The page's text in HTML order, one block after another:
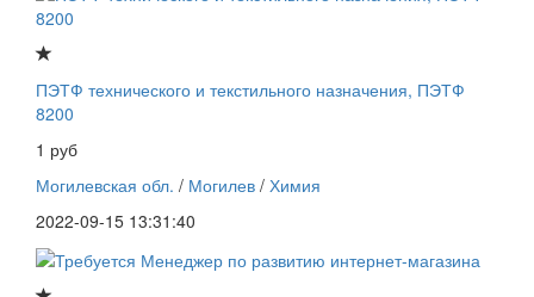
ПЭТФ технического и текстильного назначения, ПЭТФ
8200
1 руб
Могилевская обл. / Могилев / Химия
2022-09-15 13:31:40